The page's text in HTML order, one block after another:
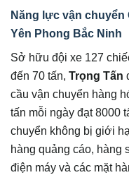
Năng lực vận chuyển
Yên Phong Bắc Ninh
Sở hữu đội xe 127
đến 70 tấn, Trọng Tấn
cầu vận chuyển hàng
tấn mỗi ngày đạt 8000
chuyển không bị giới
hàng quảng cáo, hàng
điện máy và các mặt